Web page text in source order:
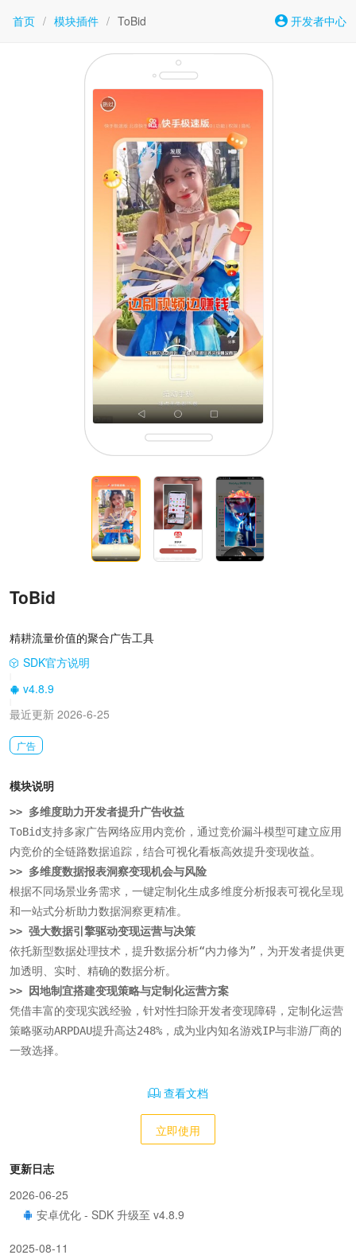
首页 / 模块插件 / ToBid 开发者中心
ToBid
精耕流量价值的聚合广告工具
SDK官方说明
v4.8.9
最近更新 2026-6-25
广告
模块说明
>> 多维度助力开发者提升广告收益
ToBid支持多家广告网络应用内竞价，通过竞价漏斗模型可建立应用
>> 多维度数据报表洞察变现机会与风险
根据不同场景业务需求，一键定制化生成多维度分析报表可视化呈现
>> 强大数据引擎驱动变现运营与决策
依托新型数据处理技术，提升数据分析“内力修为”，为开发者提供更
>> 因地制宜搭建变现策略与定制化运营方案
凭借丰富的变现实践经验，针对性扫除开发者变现障碍，定制化运营
策略驱动ARPDAU提升高达248%，成为业内知名游戏IP与非游厂商的
一致选择。
查看文档
立即使用
更新日志
2026-06-25
安卓优化 - SDK 升级至 v4.8.9
2025-08-11